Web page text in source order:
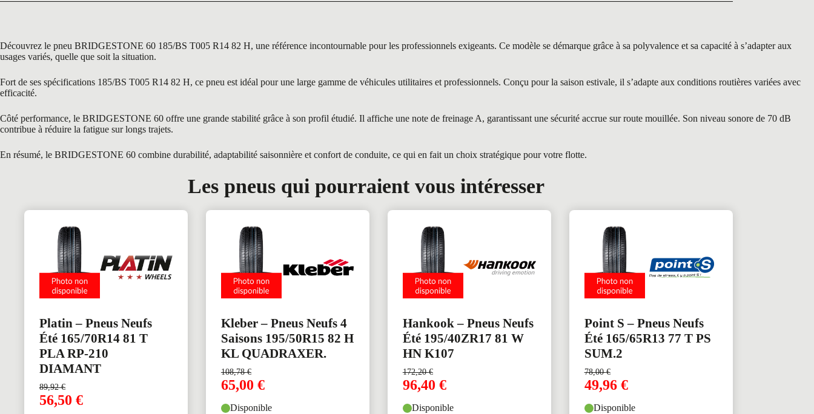
Découvrez le pneu BRIDGESTONE 60 185/BS T005 R14 82 H, une référence incontournable pour les professionnels exigeants. Ce modèle se démarque grâce à sa polyvalence et sa capacité à s’adapter aux
usages variés, quelle que soit la situation.
Fort de ses spécifications 185/BS T005 R14 82 H, ce pneu est idéal pour une large gamme de véhicules utilitaires et professionnels. Conçu pour la saison estivale, il s’adapte aux conditions routières variées avec
efficacité.
Côté performance, le BRIDGESTONE 60 offre une grande stabilité grâce à son profil étudié. Il affiche une note de freinage A, garantissant une sécurité accrue sur route mouillée. Son niveau sonore de 70 dB
contribue à réduire la fatigue sur longs trajets.
En résumé, le BRIDGESTONE 60 combine durabilité, adaptabilité saisonnière et confort de conduite, ce qui en fait un choix stratégique pour votre flotte.
Les pneus qui pourraient vous intéresser
Platin – Pneus Neufs
Été 165/70R14 81 T
PLA RP-210
DIAMANT
89,92€
56,50 €
Kleber – Pneus Neufs 4
Saisons 195/50R15 82 H
KL QUADRAXER.
108,78€
65,00 €
Disponible
Hankook – Pneus Neufs
Été 195/40ZR17 81 W
HN K107
172,20€
96,40 €
Disponible
Point S – Pneus Neufs
Été 165/65R13 77 T PS
SUM.2
78,00€
49,96 €
Disponible